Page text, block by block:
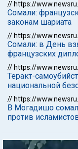
// https://
Сомали:
законам шариата
// https://
Сомали: в День
французских
// https://
Теракт-
национальной
// https://
В Могадишо
против